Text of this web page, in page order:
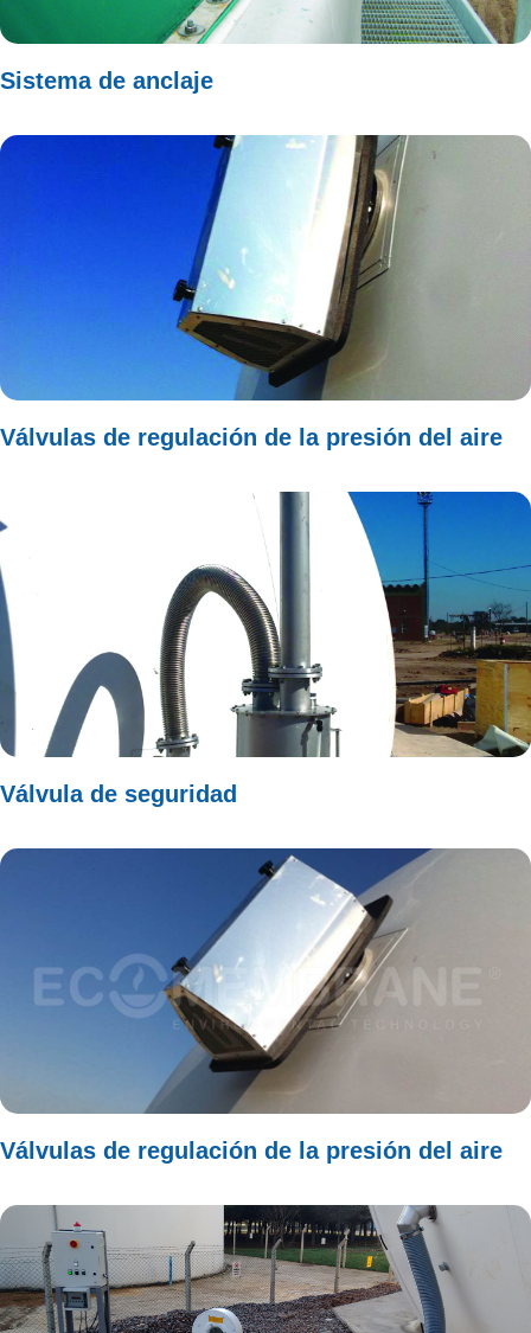
Sistema de anclaje
Válvulas de regulación de la presión del aire
Válvula de seguridad
Válvulas de regulación de la presión del aire